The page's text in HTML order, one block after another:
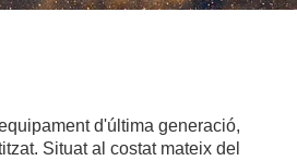
d'última generació,
Situat al costat mateix del